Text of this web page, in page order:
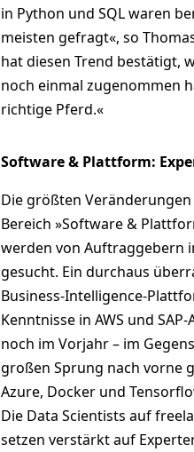
in Python und SQL waren
meisten gefragt«, so
hat diesen Trend bestätigt,
noch einmal zugenommen
richtige Pferd.«
Software & Plattform:
Die größten
Bereich »Software &
werden von Auftraggebern
gesucht. Ein durchaus
Business-Intelligence-
Kenntnisse in AWS und
noch im Vorjahr – im
großen Sprung nach vorne
Azure, Docker und
Die Data Scientists auf
setzen verstärkt auf